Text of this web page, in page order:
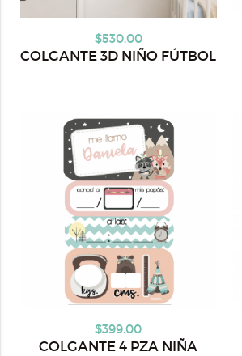
$530.00
COLGANTE 3D NIÑO FÚTBOL
$399.00
COLGANTE 4 PZA NIÑA